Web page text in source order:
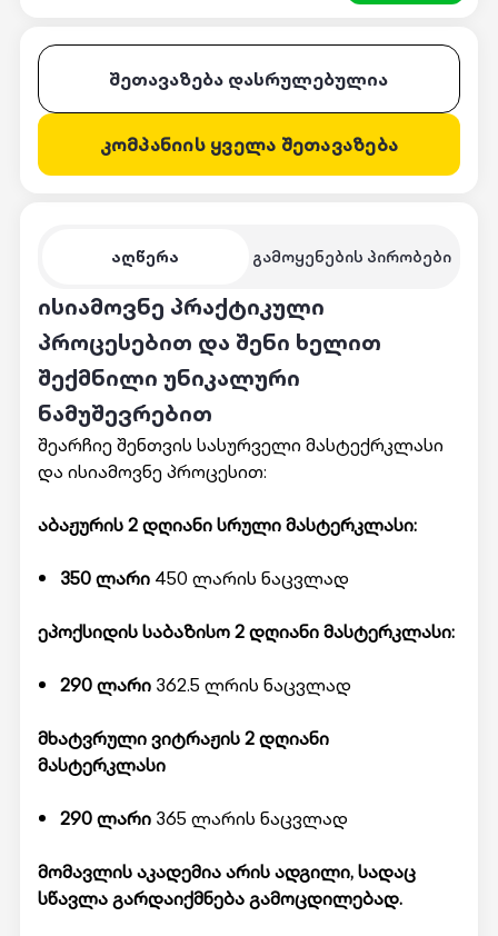
აღწერა გამოყენების პირობები
ისიამოვნე პრაქტიკული
პროცესებით და შენი ხელით
შექმნილი უნიკალური
ნამუშევრებით
შეარჩიე შენთვის სასურველი მასტექრკლასი
და ისიამოვნე პროცესით:
აბაჟურის 2 დღიანი სრული მასტერკლასი:
350 ლარი450 ლარის ნაცვლად
ეპოქსიდის საბაზისო 2 დღიანი მასტერკლასი:
290 ლარი362.5 ლრის ნაცვლად
მხატვრული ვიტრაჟის 2 დღიანი
მასტერკლასი
290 ლარი365 ლარის ნაცვლად
მომავლის აკადემია არის ადგილი, სადაც
სწავლა გარდაიქმნება გამოცდილებად.
შეთავაზება დასრულებულია
კომპანიის ყველა შეთავაზება